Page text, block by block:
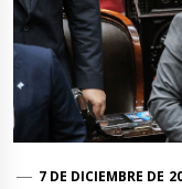
7 DE DICIEMBRE DE